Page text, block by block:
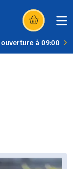
(s’ouvre dans
ouverture à 09:00